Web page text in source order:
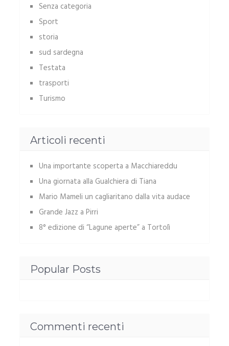
Senza categoria
Sport
storia
sud sardegna
Testata
trasporti
Turismo
Articoli recenti
Una importante scoperta a Macchiareddu
Una giornata alla Gualchiera di Tiana
Mario Mameli un cagliaritano dalla vita audace
Grande Jazz a Pirri
8° edizione di “Lagune aperte” a Tortolì
Popular Posts
Commenti recenti